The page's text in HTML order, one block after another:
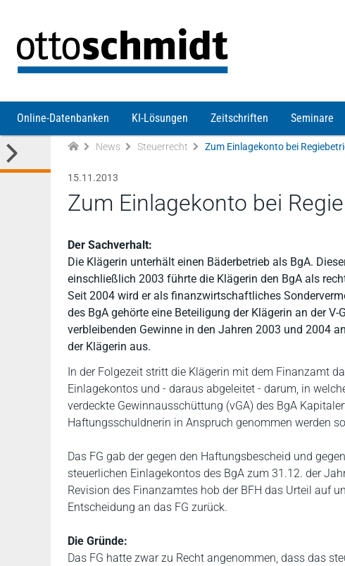
Online-Datenbanken KI-Lösungen Zeitschriften Seminare
News Steuerrecht Zum Einlagekonto bei
15.11.2013
Zum Einlagekonto bei
Der Sachverhalt:
Die Klägerin unterhält einen Bäderbetrieb als BgA.
einschließlich 2003 führte die Klägerin den BgA als
Seit 2004 wird er als finanzwirtschaftliches
des BgA gehörte eine Beteiligung der Klägerin an der
verbleibenden Gewinne in den Jahren 2003 und 2004
der Klägerin aus.
In der Folgezeit stritt die Klägerin mit dem Finanzamt
Einlagekontos und - daraus abgeleitet - darum, in
verdeckte Gewinnausschüttung (vGA) des BgA
Haftungsschuldnerin in Anspruch genommen werden
Das FG gab der gegen den Haftungsbescheid und
steuerlichen Einlagekontos des BgA zum 31.12. der
Revision des Finanzamtes hob der BFH das Urteil auf
Entscheidung an das FG zurück.
Die Gründe:
Das FG hatte zwar zu Recht angenommen, dass das